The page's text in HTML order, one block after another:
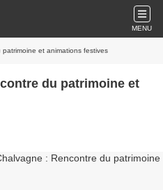
MENU
et animations festives